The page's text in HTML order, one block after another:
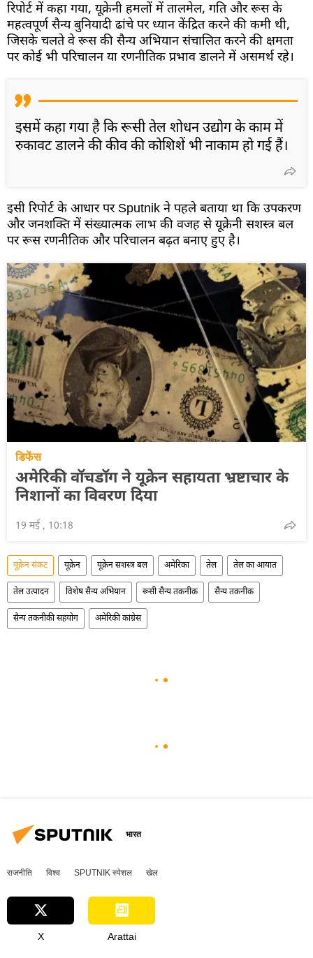
रिपोर्ट में कहा गया, यूक्रेनी हमलों में तालमेल, गति और रूस के
महत्वपूर्ण सैन्य बुनियादी ढांचे पर ध्यान केंद्रित करने की कमी थी,
जिसके चलते वे रूस की सैन्य अभियान संचालित करने की क्षमता
पर कोई भी परिचालन या रणनीतिक प्रभाव डालने में असमर्थ रहे।
इसमें कहा गया है कि रूसी तेल शोधन उद्योग के काम में
रुकावट डालने की कीव की कोशिशें भी नाकाम हो गई हैं।
इसी रिपोर्ट के आधार पर Sputnik ने पहले बताया था कि उपकरण
और जनशक्ति में संख्यात्मक लाभ की वजह से यूक्रेनी सशस्त्र बल
पर रूस रणनीतिक और परिचालन बढ़त बनाए हुए है।
डिफेंस
अमेरिकी वॉचडॉग ने यूक्रेन सहायता भ्रष्टाचार के
निशानों का विवरण दिया
19 मई , 10:18
यूक्रेन संकट यूक्रेन यूक्रेन सशस्त्र बल अमेरिका तेल तेल का आयात
तेल उत्पादन विशेष सैन्य अभियान रूसी सैन्य तकनीक सैन्य तकनीक
सैन्य तकनीकी सहयोग अमेरिकी कांग्रेस
भारत
राजनीति विश्व SPUTNIK स्पेशल खेल
X Arattai